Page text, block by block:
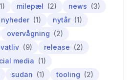
milepæl (2) news (3)
nyheder (1) nytår (1)
overvågning (2)
(9) release (2)
media (1)
sudan (1) tooling (2)